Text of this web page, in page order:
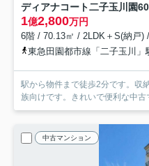
ディアナコート二子玉川園
1億2,800万円
6階 / 70.13㎡ / 2LDK＋S(納戸)
東急田園都市線「二子玉川」
駅から物件まで徒歩2分です。収
族向けです。きれいで便利な中
中古マンション